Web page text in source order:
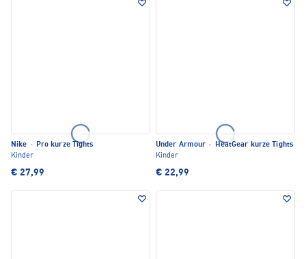
Nike · Pro kurze Tights
Kinder
€ 27,99
Under Armour ·
HeatGear kurze Tights
Kinder
€ 22,99